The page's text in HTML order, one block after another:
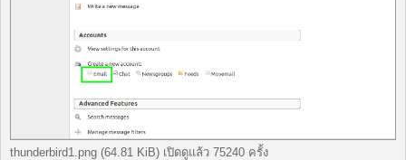
thunderbird1.png (64.81 KiB) เปิดดูแล้ว 75240 ครั้ง